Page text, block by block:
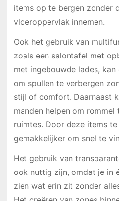
items op te bergen zonder
vloeroppervlak innemen.
Ook het gebruik van
zoals een salontafel met
met ingebouwde lades, kan
om spullen te verbergen
stijl of comfort. Daarnaast
manden helpen om rommel
ruimtes. Door deze items
gemakkelijker om snel te
Het gebruik van
ook nuttig zijn, omdat je in
zien wat erin zit zonder